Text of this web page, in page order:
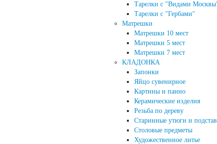
Тарелки с "Видами
Тарелки с "Гербами"
Матрешки
Матрешки 10 мест
Матрешки 5 мест
Матрешки 7 мест
КЛАДОНКА
Запонки
Яйцо сувенирное
Картины и панно
Керамические изделия
Резьба по дереву
Старинные утюги и
Столовые предметы
Художественное литье